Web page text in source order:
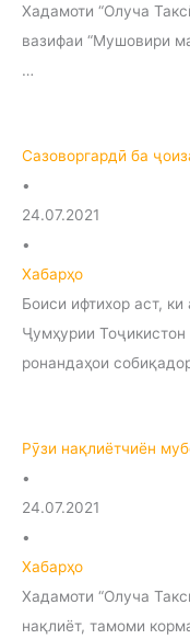
Хадамоти “Олуча
вазифаи “Мушовири
…
Сазоворгардӣ ба
•
24.07.2021
•
Хабарҳо
Боиси ифтихор аст,
Ҷумҳурии
ронандаҳои
Рӯзи нақлиётчиён
•
24.07.2021
•
Хабарҳо
Хадамоти “Олуча
нақлиёт, тамоми